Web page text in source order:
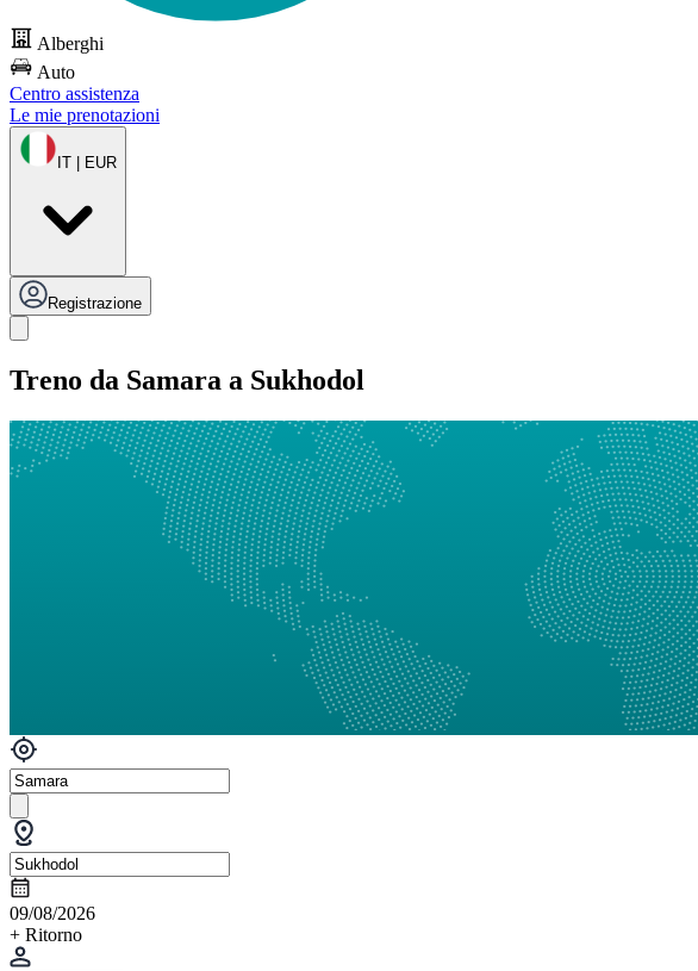
Alberghi
Auto
Centro assistenza
Le mie prenotazioni
IT | EUR
Registrazione
Treno da Samara a Sukhodol
09/08/2026
+ Ritorno